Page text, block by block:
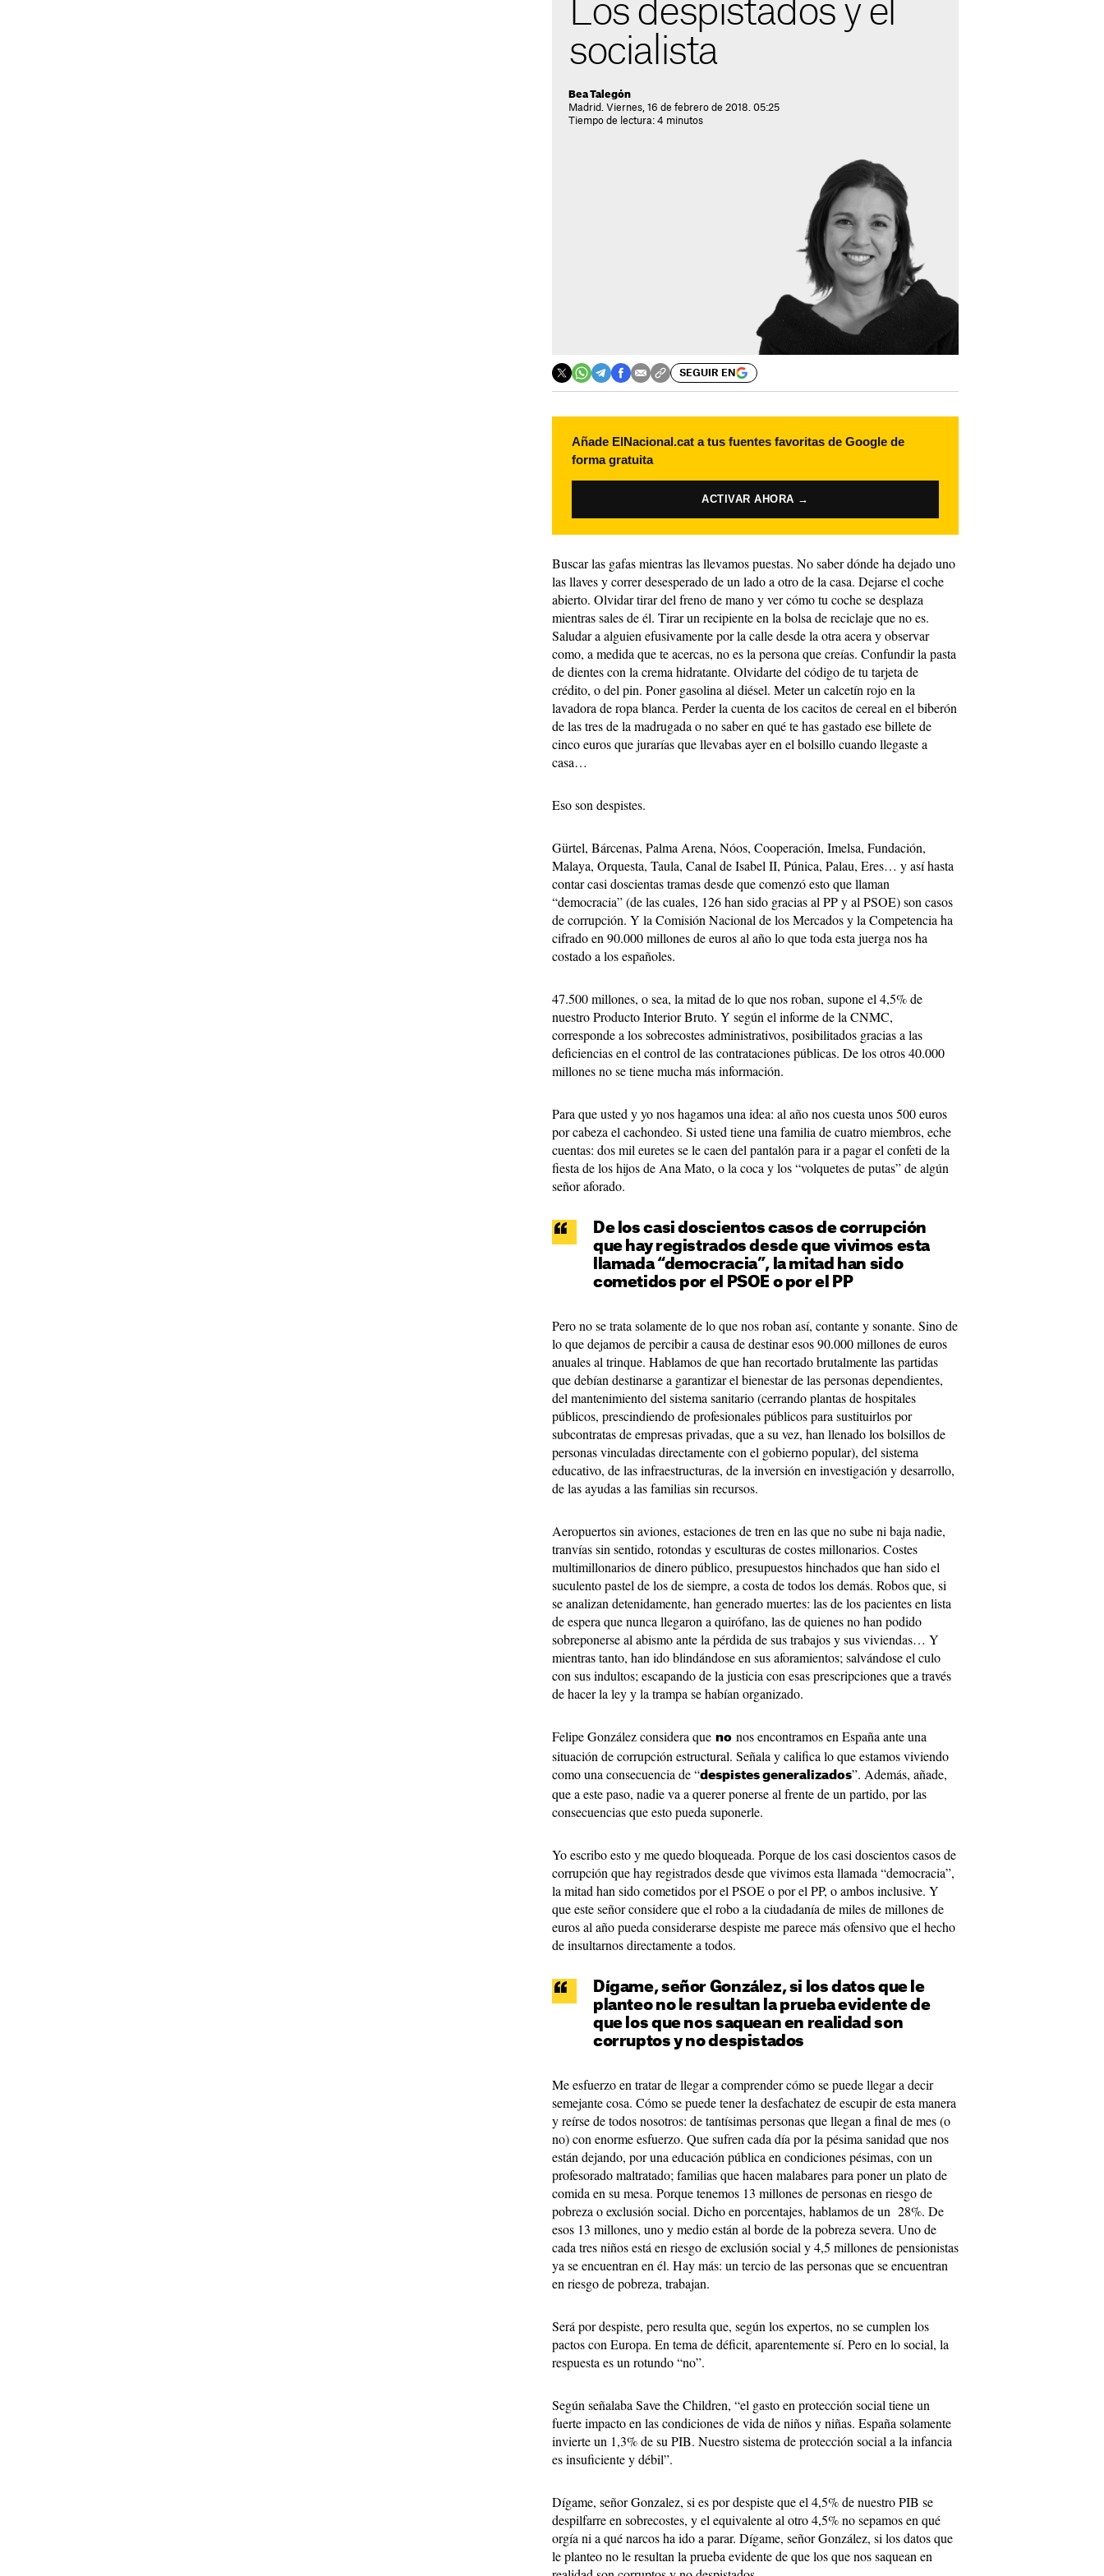
Los despistados y el
socialista
Bea Talegón
Madrid. Viernes, 16 de febrero de 2018. 05:25
Tiempo de lectura: 4 minutos
SEGUIR EN
Añade ElNacional.cat a tus fuentes favoritas de Google de
forma gratuita
ACTIVAR AHORA →
Buscar las gafas mientras las llevamos puestas. No saber dónde ha dejado uno
las llaves y correr desesperado de un lado a otro de la casa. Dejarse el coche
abierto. Olvidar tirar del freno de mano y ver cómo tu coche se desplaza
mientras sales de él. Tirar un recipiente en la bolsa de reciclaje que no es.
Saludar a alguien efusivamente por la calle desde la otra acera y observar
como, a medida que te acercas, no es la persona que creías. Confundir la pasta
de dientes con la crema hidratante. Olvidarte del código de tu tarjeta de
crédito, o del pin. Poner gasolina al diésel. Meter un calcetín rojo en la
lavadora de ropa blanca. Perder la cuenta de los cacitos de cereal en el biberón
de las tres de la madrugada o no saber en qué te has gastado ese billete de
cinco euros que jurarías que llevabas ayer en el bolsillo cuando llegaste a
casa…
Eso son despistes.
Gürtel, Bárcenas, Palma Arena, Nóos, Cooperación, Imelsa, Fundación,
Malaya, Orquesta, Taula, Canal de Isabel II, Púnica, Palau, Eres… y así hasta
contar casi doscientas tramas desde que comenzó esto que llaman
“democracia” (de las cuales, 126 han sido gracias al PP y al PSOE) son casos
de corrupción. Y la Comisión Nacional de los Mercados y la Competencia ha
cifrado en 90.000 millones de euros al año lo que toda esta juerga nos ha
costado a los españoles.
47.500 millones, o sea, la mitad de lo que nos roban, supone el 4,5% de
nuestro Producto Interior Bruto. Y según el informe de la CNMC,
corresponde a los sobrecostes administrativos, posibilitados gracias a las
deficiencias en el control de las contrataciones públicas. De los otros 40.000
millones no se tiene mucha más información.
Para que usted y yo nos hagamos una idea: al año nos cuesta unos 500 euros
por cabeza el cachondeo. Si usted tiene una familia de cuatro miembros, eche
cuentas: dos mil euretes se le caen del pantalón para ir a pagar el confeti de la
fiesta de los hijos de Ana Mato, o la coca y los “volquetes de putas” de algún
señor aforado.
De los casi doscientos casos de corrupción
que hay registrados desde que vivimos esta
llamada “democracia”, la mitad han sido
cometidos por el PSOE o por el PP
Pero no se trata solamente de lo que nos roban así, contante y sonante. Sino de
lo que dejamos de percibir a causa de destinar esos 90.000 millones de euros
anuales al trinque. Hablamos de que han recortado brutalmente las partidas
que debían destinarse a garantizar el bienestar de las personas dependientes,
del mantenimiento del sistema sanitario (cerrando plantas de hospitales
públicos, prescindiendo de profesionales públicos para sustituirlos por
subcontratas de empresas privadas, que a su vez, han llenado los bolsillos de
personas vinculadas directamente con el gobierno popular), del sistema
educativo, de las infraestructuras, de la inversión en investigación y desarrollo,
de las ayudas a las familias sin recursos.
Aeropuertos sin aviones, estaciones de tren en las que no sube ni baja nadie,
tranvías sin sentido, rotondas y esculturas de costes millonarios. Costes
multimillonarios de dinero público, presupuestos hinchados que han sido el
suculento pastel de los de siempre, a costa de todos los demás. Robos que, si
se analizan detenidamente, han generado muertes: las de los pacientes en lista
de espera que nunca llegaron a quirófano, las de quienes no han podido
sobreponerse al abismo ante la pérdida de sus trabajos y sus viviendas… Y
mientras tanto, han ido blindándose en sus aforamientos; salvándose el culo
con sus indultos; escapando de la justicia con esas prescripciones que a través
de hacer la ley y la trampa se habían organizado.
Felipe González considera que no nos encontramos en España ante una
situación de corrupción estructural. Señala y califica lo que estamos viviendo
como una consecuencia de “despistes generalizados”. Además, añade,
que a este paso, nadie va a querer ponerse al frente de un partido, por las
consecuencias que esto pueda suponerle.
Yo escribo esto y me quedo bloqueada. Porque de los casi doscientos casos de
corrupción que hay registrados desde que vivimos esta llamada “democracia”,
la mitad han sido cometidos por el PSOE o por el PP, o ambos inclusive. Y
que este señor considere que el robo a la ciudadanía de miles de millones de
euros al año pueda considerarse despiste me parece más ofensivo que el hecho
de insultarnos directamente a todos.
Dígame, señor González, si los datos que le
planteo no le resultan la prueba evidente de
que los que nos saquean en realidad son
corruptos y no despistados
Me esfuerzo en tratar de llegar a comprender cómo se puede llegar a decir
semejante cosa. Cómo se puede tener la desfachatez de escupir de esta manera
y reírse de todos nosotros: de tantísimas personas que llegan a final de mes (o
no) con enorme esfuerzo. Que sufren cada día por la pésima sanidad que nos
están dejando, por una educación pública en condiciones pésimas, con un
profesorado maltratado; familias que hacen malabares para poner un plato de
comida en su mesa. Porque tenemos 13 millones de personas en riesgo de
pobreza o exclusión social. Dicho en porcentajes, hablamos de un 28%. De
esos 13 millones, uno y medio están al borde de la pobreza severa. Uno de
cada tres niños está en riesgo de exclusión social y 4,5 millones de pensionistas
ya se encuentran en él. Hay más: un tercio de las personas que se encuentran
en riesgo de pobreza, trabajan.
Será por despiste, pero resulta que, según los expertos, no se cumplen los
pactos con Europa. En tema de déficit, aparentemente sí. Pero en lo social, la
respuesta es un rotundo “no”.
Según señalaba Save the Children, “el gasto en protección social tiene un
fuerte impacto en las condiciones de vida de niños y niñas. España solamente
invierte un 1,3% de su PIB. Nuestro sistema de protección social a la infancia
es insuficiente y débil”.
Dígame, señor Gonzalez, si es por despiste que el 4,5% de nuestro PIB se
despilfarre en sobrecostes, y el equivalente al otro 4,5% no sepamos en qué
orgía ni a qué narcos ha ido a parar. Dígame, señor González, si los datos que
le planteo no le resultan la prueba evidente de que los que nos saquean en